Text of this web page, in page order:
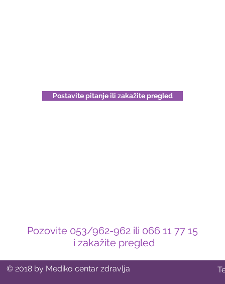
Postavite pitanje ili zakažite pregled
Pozovite 053/962-962 ili 066 11 77 15
i zakažite pregled
© 2018 by Mediko centar zdravlja